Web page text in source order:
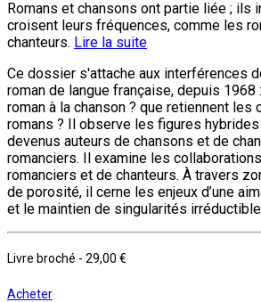
Romans et chansons ont partie liée ; ils
croisent leurs fréquences, comme les
chanteurs. Lire la suite
Ce dossier s'attache aux interférences
roman de langue française, depuis 1968
roman à la chanson ? que retiennent les
romans ? Il observe les figures
devenus auteurs de chansons et de
romanciers. Il examine les
romanciers et de chanteurs. À travers
de porosité, il cerne les enjeux d’une
et le maintien de singularités
Livre broché - 29,00 €
Acheter